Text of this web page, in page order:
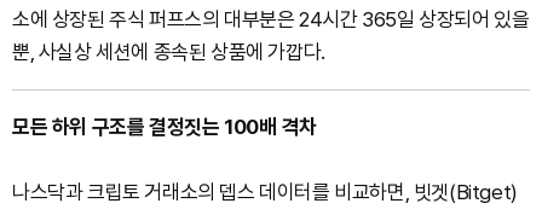
소에 상장된 주식 퍼프스의 대부분은 24시간 365일 상장되어 있을
뿐, 사실상 세션에 종속된 상품에 가깝다.
모든 하위 구조를 결정짓는 100배 격차
나스닥과 크립토 거래소의 뎁스 데이터를 비교하면, 빗겟(Bitget)